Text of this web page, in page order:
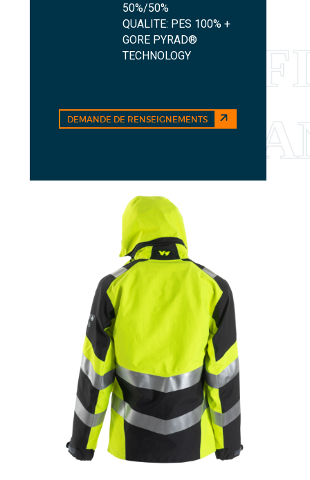
50%/50%
QUALITE: PES 100% +
GORE PYRAD®
TECHNOLOGY
DEMANDE DE RENSEIGNEMENTS